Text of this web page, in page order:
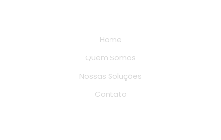
Home
Quem Somos
Nossas Soluções
Contato